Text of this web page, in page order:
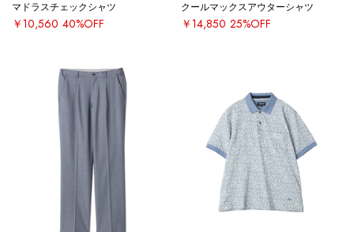
マドラスチェックシャツ
￥10,560 40%OFF
クールマックスアウターシャツ
￥14,850 25%OFF